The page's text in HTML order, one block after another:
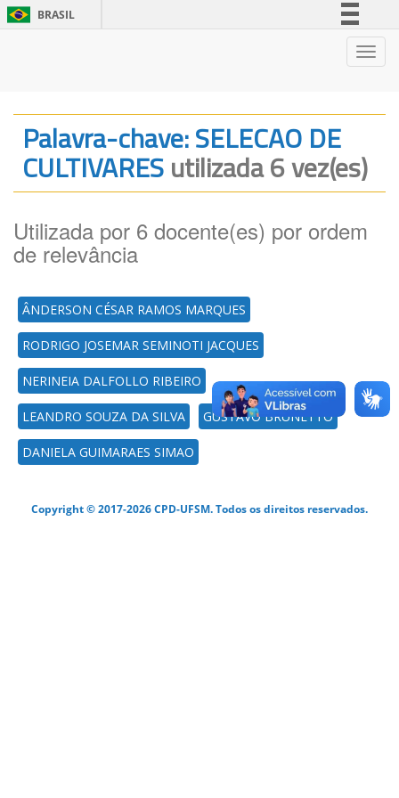
BRASIL
Legislação
Canais
Palavra-chave: SELECAO DE
CULTIVARESutilizada 6 vez(es)
Utilizada por 6 docente(es) por ordem
de relevância
ÂNDERSON CÉSAR RAMOS MARQUES
RODRIGO JOSEMAR SEMINOTI JACQUES
NERINEIA DALFOLLO RIBEIRO
LEANDRO SOUZA DA SILVA GUSTAVO BRUNETTO
DANIELA GUIMARAES SIMAO
Copyright © 2017-2026 CPD-UFSM. Todos os direitos reservados.